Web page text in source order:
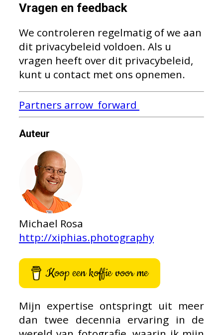
Vragen en feedback
We controleren regelmatig of we aan
dit privacybeleid voldoen. Als u
vragen heeft over dit privacybeleid,
kunt u contact met ons opnemen.
Partners arrow_forward
Auteur
Michael Rosa
http://xiphias.photography
Koop een koffie voor me
Mijn expertise ontspringt uit meer
dan twee decennia ervaring in de